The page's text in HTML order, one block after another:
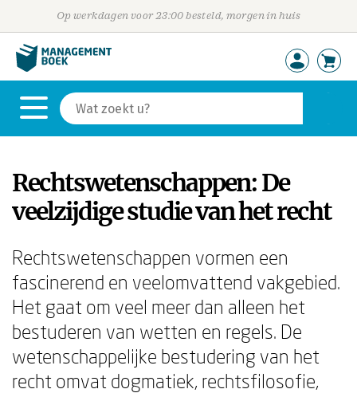
Op werkdagen voor 23:00 besteld, morgen in huis
Rechtswetenschappen: De
veelzijdige studie van het recht
Rechtswetenschappen vormen een
fascinerend en veelomvattend vakgebied.
Het gaat om veel meer dan alleen het
bestuderen van wetten en regels. De
wetenschappelijke bestudering van het
recht omvat dogmatiek, rechtsfilosofie,